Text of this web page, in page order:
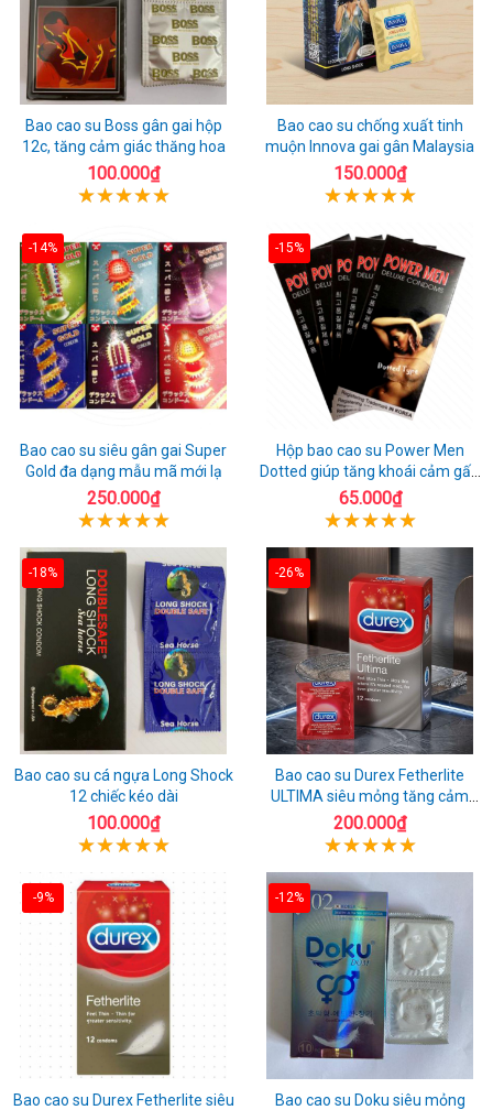
Bao cao su Boss gân gai hộp
12c, tăng cảm giác thăng hoa
100.000₫
Bao cao su chống xuất tinh
muộn Innova gai gân Malaysia
150.000₫
-14%
Bao cao su siêu gân gai Super
Gold đa dạng mẫu mã mới lạ
250.000₫
-15%
Hộp bao cao su Power Men
Dotted giúp tăng khoái cảm gấp
đôi
65.000₫
-18%
Bao cao su cá ngựa Long Shock
12 chiếc kéo dài
100.000₫
-26%
Bao cao su Durex Fetherlite
ULTIMA siêu mỏng tăng cảm
giác
200.000₫
-9%
Bao cao su Durex Fetherlite siêu
-12%
Bao cao su Doku siêu mỏng